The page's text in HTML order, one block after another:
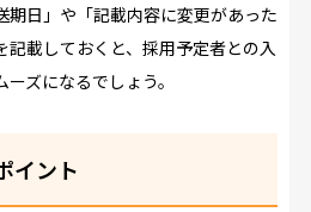
期日」や「記載内容に変更があった
載しておくと、採用予定者との入
ズになるでしょう。
イント